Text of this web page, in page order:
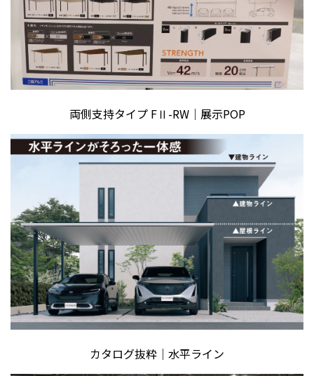
両側支持タイプ FⅡ-RW｜展示POP
カタログ抜粋｜水平ライン